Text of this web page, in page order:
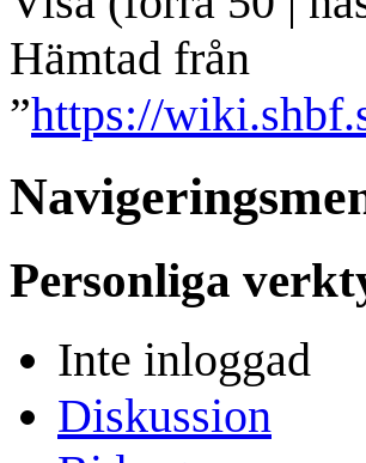
Hämtad från
”https://
Personliga
Inte inloggad
Diskussion